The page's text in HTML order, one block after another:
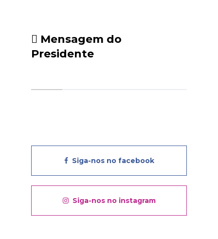
Mensagem do
Presidente
Siga-nos no facebook
Siga-nos no instagram